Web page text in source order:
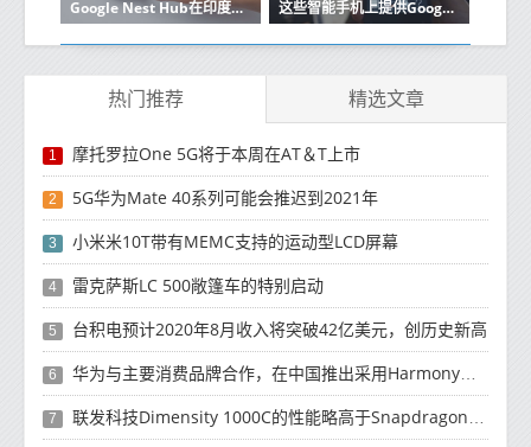
Google Nest Hub在印度推出具有触摸屏显示知道价格和规格 这些智能手机上提供Google Android 10最新操作系统测试版
热门推荐 精选文章
1 摩托罗拉One 5G将于本周在AT＆T上市
2 5G华为Mate 40系列可能会推迟到2021年
3 小米米10T带有MEMC支持的运动型LCD屏幕
4 雷克萨斯LC 500敞篷车的特别启动
5 台积电预计2020年8月收入将突破42亿美元，创历史新高
6 华为与主要消费品牌合作，在中国推出采用HarmonyOS 2.0的智能家居产品
7 联发科技Dimensity 1000C的性能略高于Snapdragon 765G